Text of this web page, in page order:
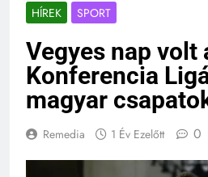
HÍREK SPORT
Vegyes nap volt
Konferencia
magyar
Remedia 1 Év Ezelőtt 0